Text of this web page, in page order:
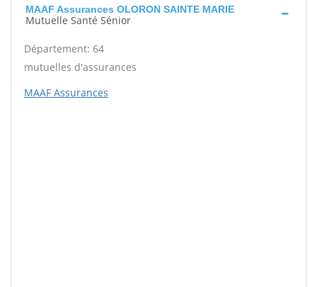
MAAF Assurances OLORON SAINTE MARIE
Mutuelle Santé Sénior
Département: 64
mutuelles d'assurances
MAAF Assurances